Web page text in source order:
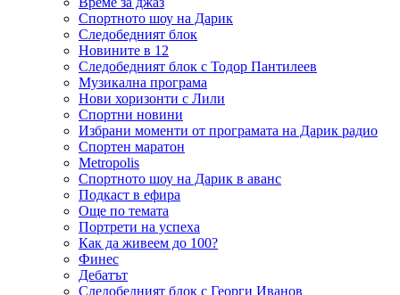
Спортното шоу на Дарик
Следобедният блок
Новините в 12
Следобедният блок с Тодор Пантилеев
Музикална програма
Нови хоризонти с Лили
Спортни новини
Избрани моменти от програмата на Дарик радио
Спортен маратон
Metropolis
Спортното шоу на Дарик в аванс
Подкаст в ефира
Още по темата
Портрети на успеха
Как да живеем до 100?
Финес
Дебатът
Следобедният блок с Георги Иванов